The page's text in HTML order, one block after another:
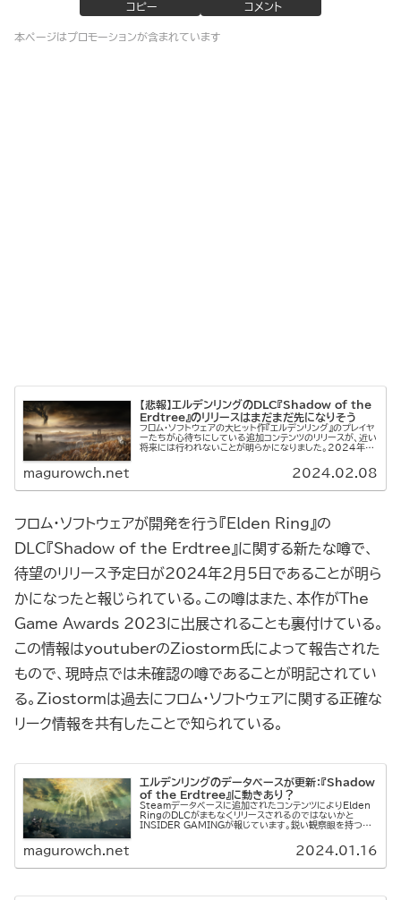
コピー コメント
本ページはプロモーションが含まれています
【悲報】エルデンリングのDLC『Shadow of the
Erdtree』のリリースはまだまだ先になりそう
フロム・ソフトウェアの大ヒット作『エルデンリング』のプレイヤ
ーたちが心待ちにしている追加コンテンツのリリースが、近い
将来には行われないことが明らかになりました。2024年2
magurowch.net 2024.02.08
フロム・ソフトウェアが開発を行う『Elden Ring』の
DLC『Shadow of the Erdtree』に関する新たな噂で、
待望のリリース予定日が2024年2月5日であることが明ら
かになったと報じられている。この噂はまた、本作がThe
Game Awards 2023に出展されることも裏付けている。
この情報はyoutuberのZiostorm氏によって報告された
もので、現時点では未確認の噂であることが明記されてい
る。Ziostormは過去にフロム・ソフトウェアに関する正確な
リーク情報を共有したことで知られている。
エルデンリングのデータベースが更新：『Shadow
of the Erdtree』に動きあり？
Steamデータベースに追加されたコンテンツによりElden
RingのDLCがまもなくリリースされるのではないかと
INSIDER GAMINGが報じています。鋭い観察眼を持つ𝕏
magurowch.net 2024.01.16